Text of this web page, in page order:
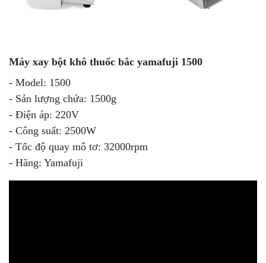
Máy xay bột khô thuốc bắc yamafuji 1500
- Model: 1500
- Sản lượng chứa: 1500g
- Điện áp: 220V
- Công suất: 2500W
- Tốc độ quay mô tơ: 32000rpm
- Hãng: Yamafuji